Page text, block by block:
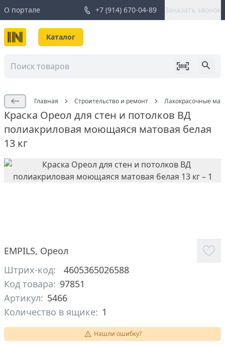
О портале +7 (914) 670-04-89 Заказать звонок
Каталог
Главная Строительство и ремонт Лакокрасочные
Краска Ореол для стен и потолков ВД
полиакриловая моющаяся матовая белая
13 кг
EMPILS, Ореол
Штрих-код:
4605365026588
Код товара: 97851
Артикул: 5466
Количество в ящике: 1
Нашли ошибку?